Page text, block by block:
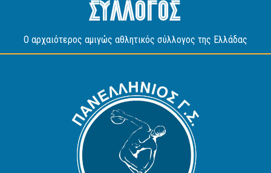
Συλλογος
O αρχαιότερος αμιγώς αθλητικός σύλλογος της Ελλάδας